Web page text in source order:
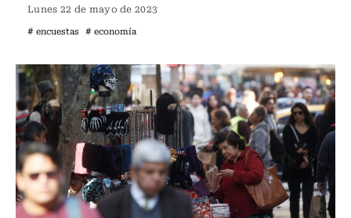
Lunes 22 de mayo de 2023
# encuestas # economía